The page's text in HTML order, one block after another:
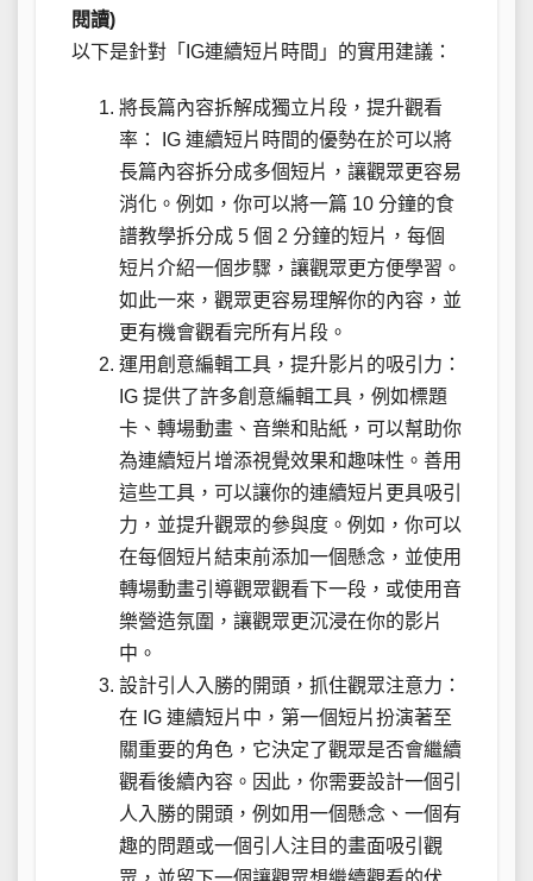
閱讀)
以下是針對「IG連續短片時間」的實用建議：
將長篇內容拆解成獨立片段，提升觀看
率： IG 連續短片時間的優勢在於可以將
長篇內容拆分成多個短片，讓觀眾更容易
消化。例如，你可以將一篇 10 分鐘的食
譜教學拆分成 5 個 2 分鐘的短片，每個
短片介紹一個步驟，讓觀眾更方便學習。
如此一來，觀眾更容易理解你的內容，並
更有機會觀看完所有片段。
運用創意編輯工具，提升影片的吸引力：
IG 提供了許多創意編輯工具，例如標題
卡、轉場動畫、音樂和貼紙，可以幫助你
為連續短片增添視覺效果和趣味性。善用
這些工具，可以讓你的連續短片更具吸引
力，並提升觀眾的參與度。例如，你可以
在每個短片結束前添加一個懸念，並使用
轉場動畫引導觀眾觀看下一段，或使用音
樂營造氛圍，讓觀眾更沉浸在你的影片
中。
設計引人入勝的開頭，抓住觀眾注意力：
在 IG 連續短片中，第一個短片扮演著至
關重要的角色，它決定了觀眾是否會繼續
觀看後續內容。因此，你需要設計一個引
人入勝的開頭，例如用一個懸念、一個有
趣的問題或一個引人注目的畫面吸引觀